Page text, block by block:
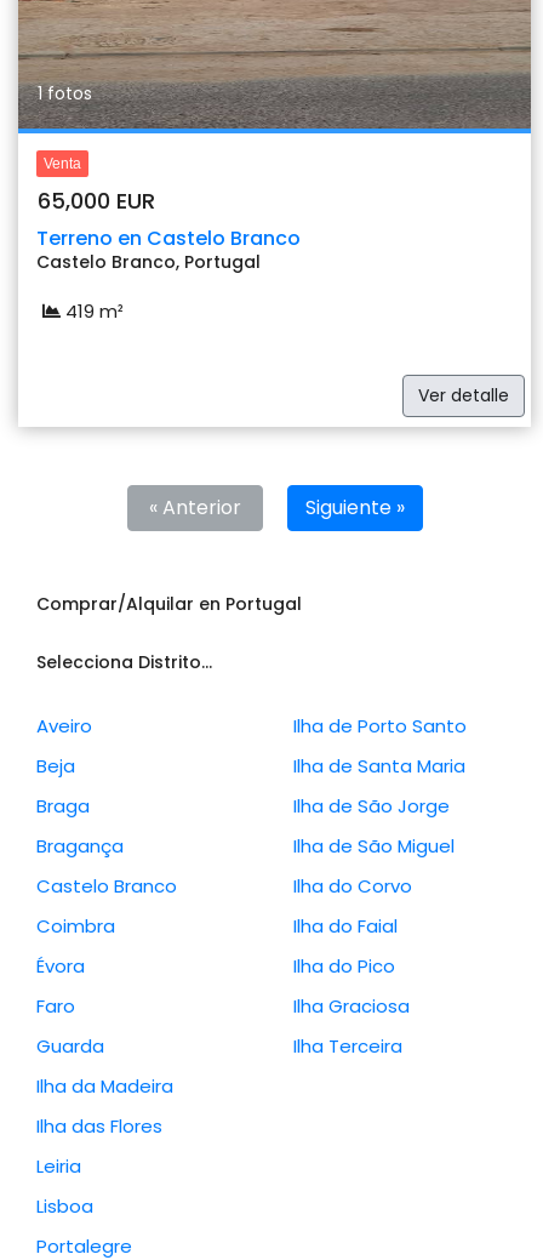
1 fotos
Venta
65,000 EUR
Terreno en Castelo Branco
Castelo Branco, Portugal
419 m²
Ver detalle
« Anterior Siguiente »
Comprar/Alquilar en Portugal
Selecciona Distrito...
Aveiro
Beja
Braga
Bragança
Castelo Branco
Coimbra
Évora
Faro
Guarda
Ilha da Madeira
Ilha das Flores
Ilha de Porto Santo
Ilha de Santa Maria
Ilha de São Jorge
Ilha de São Miguel
Ilha do Corvo
Ilha do Faial
Ilha do Pico
Ilha Graciosa
Ilha Terceira
Leiria
Lisboa
Portalegre